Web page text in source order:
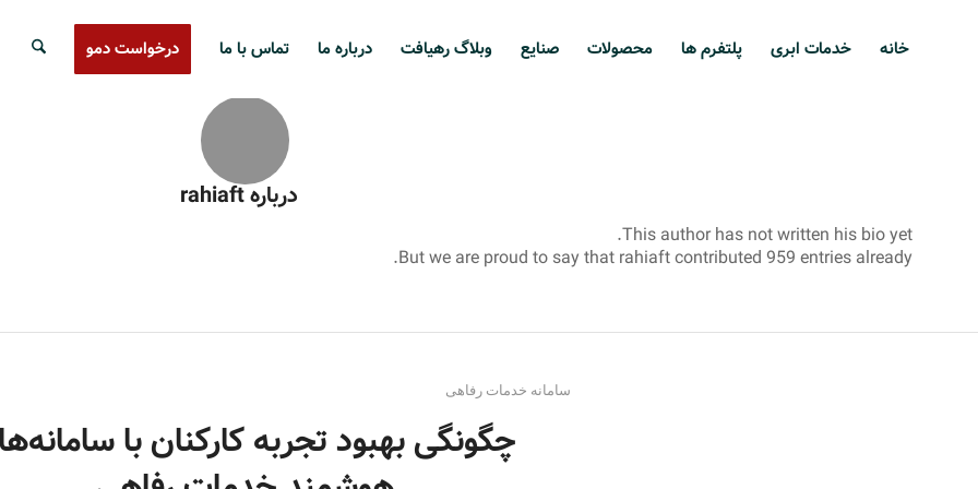
خانه خدمات ابری پلتفرم ها محصولات صنایع وبلاگ رهیافت درباره ما تماس با ما درخواست دمو
دربارهrahiaft
This author has not written his bio yet.
But we are proud to say that rahiaftcontributed 959 entries already.
سامانه خدمات رفاهی
چگونگی بهبود تجربه کارکنان با